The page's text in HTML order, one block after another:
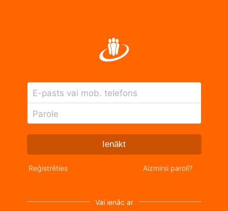
E-pasts vai mob. telefons
Parole
Ienākt
Reģistrēties Aizmirsi paroli?
Vai ienāc ar